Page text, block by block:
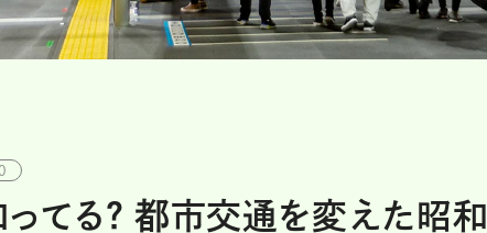
ってる？ 都市交通を変えた昭和